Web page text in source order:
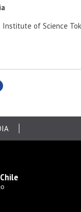
Institute of Science